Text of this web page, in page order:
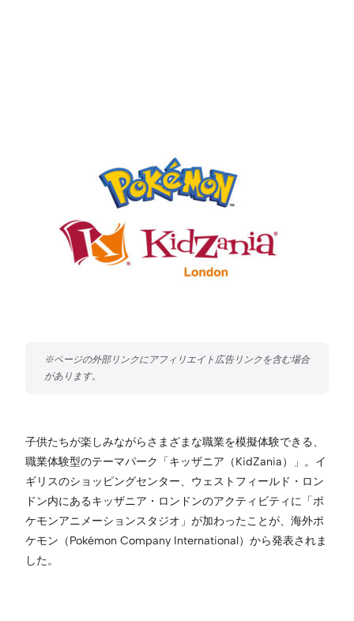
子供たちが楽しみながらさまざまな職業を模擬体験できる、
職業体験型のテーマパーク「キッザニア（KidZania）」。イ
ギリスのショッピングセンター、ウェストフィールド・ロン
ドン内にあるキッザニア・ロンドンのアクティビティに「ポ
ケモンアニメーションスタジオ」が加わったことが、海外ポ
ケモン（Pokémon Company International）から発表されま
した。